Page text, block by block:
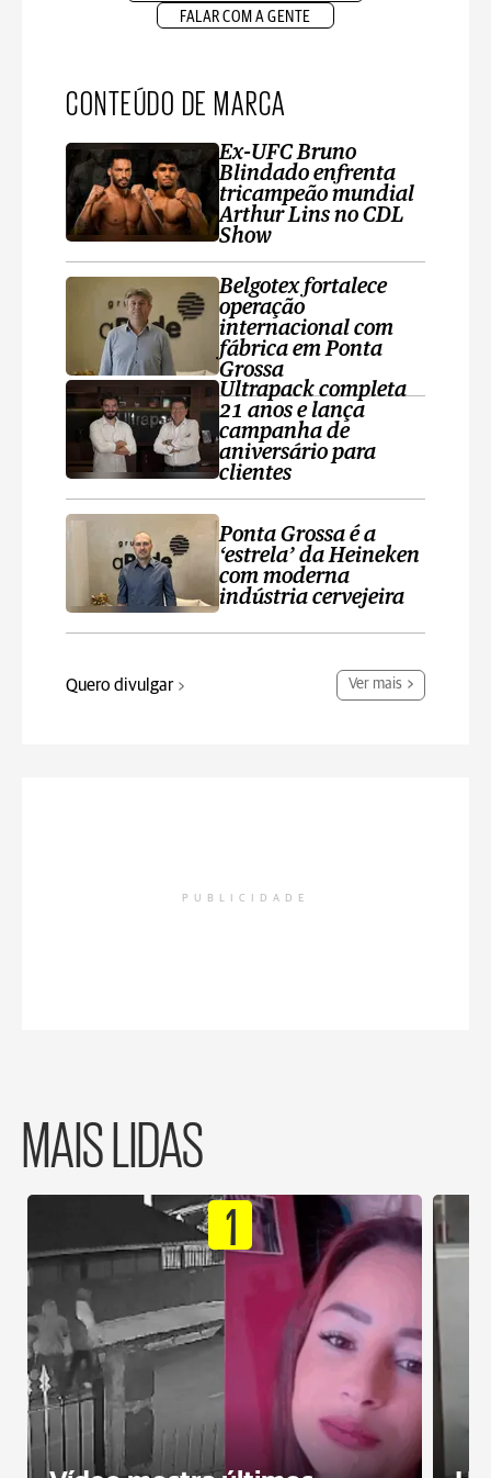
FALAR COM A GENTE
CONTEÚDO DE MARCA
Ex-UFC Bruno
Blindado enfrenta
tricampeão mundial
Arthur Lins no CDL
Show
Belgotex fortalece
operação
internacional com
fábrica em Ponta
Grossa
Ultrapack completa
21 anos e lança
campanha de
aniversário para
clientes
Ponta Grossa é a
‘estrela’ da Heineken
com moderna
indústria cervejeira
Quero divulgar Ver mais
PUBLICIDADE
MAIS LIDAS
1